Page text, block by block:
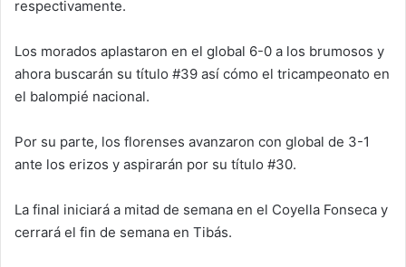
respectivamente.
Los morados aplastaron en el global 6-0 a los brumosos y
ahora buscarán su título #39 así cómo el tricampeonato en
el balompié nacional.
Por su parte, los florenses avanzaron con global de 3-1
ante los erizos y aspirarán por su título #30.
La final iniciará a mitad de semana en el Coyella Fonseca y
cerrará el fin de semana en Tibás.